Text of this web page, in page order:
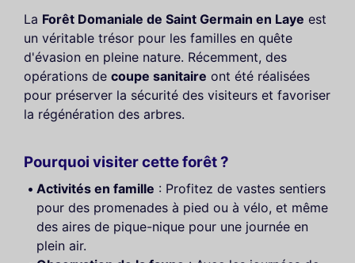
La Forêt Domaniale de Saint Germain en Laye est
un véritable trésor pour les familles en quête
d'évasion en pleine nature. Récemment, des
opérations de coupe sanitaire ont été réalisées
pour préserver la sécurité des visiteurs et favoriser
la régénération des arbres.
Pourquoi visiter cette forêt ?
Activités en famille : Profitez de vastes sentiers
pour des promenades à pied ou à vélo, et même
des aires de pique-nique pour une journée en
plein air.